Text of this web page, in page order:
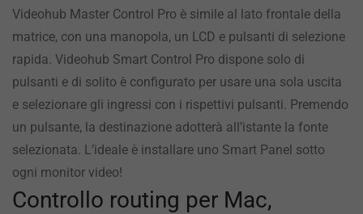
Videohub Master Control Pro è simile al lato frontale della
matrice, con una manopola, un LCD e pulsanti di selezione
rapida. Videohub Smart Control Pro dispone solo di
pulsanti e di solito è configurato per usare una sola uscita
e selezionare gli ingressi con i rispettivi pulsanti. Premendo
un pulsante, la destinazione adotterà all’istante la fonte
selezionata. L’ideale è installare uno Smart Panel sotto
ogni monitor video!
Controllo routing per Mac,